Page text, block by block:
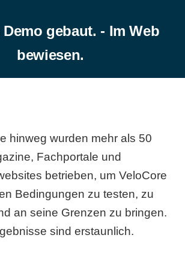
gebaut. - Im Web
bewiesen.
hinweg wurden mehr als 50
Fachportale und
betrieben, um VeloCore
Bedingungen zu testen, zu
an seine Grenzen zu bringen.
sind erstaunlich.